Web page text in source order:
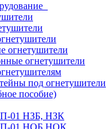
огнетушители
огнетушители
под огнетушители
пособие)
01 НЗБ, НЗК
01 НОБ НОК